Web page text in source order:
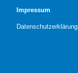
Impressum
Datenschutzerklärung